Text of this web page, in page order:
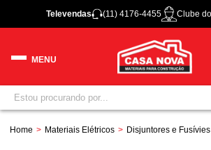
Televendas (11) 4176-4455 Clube
Home Materiais Elétricos Disjuntores e Fusívies